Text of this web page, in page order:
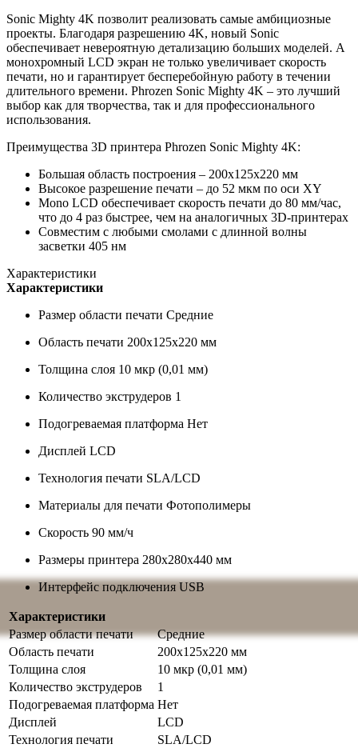
Sonic Mighty 4K позволит реализовать самые амбициозные
проекты. Благодаря разрешению 4K, новый Sonic
обеспечивает невероятную детализацию больших моделей. А
монохромный LCD экран не только увеличивает скорость
печати, но и гарантирует бесперебойную работу в течении
длительного времени. Phrozen Sonic Mighty 4K – это лучший
выбор как для творчества, так и для профессионального
использования.
Преимущества 3D принтера Phrozen Sonic Mighty 4K:
Большая область построения – 200х125х220 мм
Высокое разрешение печати – до 52 мкм по оси XY
Mono LCD обеспечивает скорость печати до 80 мм/час,
что до 4 раз быстрее, чем на аналогичных 3D-принтерах
Совместим с любыми смолами с длинной волны
засветки 405 нм
Характеристики
Характеристики
Размер области печати Средние
Область печати 200х125x220 мм
Толщина слоя 10 мкр (0,01 мм)
Количество экструдеров 1
Подогреваемая платформа Нет
Дисплей LCD
Технология печати SLA/LCD
Материалы для печати Фотополимеры
Скорость 90 мм/ч
Размеры принтера 280х280х440 мм
Интерфейс подключения USB
Характеристики
Размер области печати
Средние
Область печати
200х125x220 мм
Толщина слоя
10 мкр (0,01 мм)
Количество экструдеров
1
Подогреваемая платформа Нет
Дисплей
LCD
Технология печати
SLA/LCD